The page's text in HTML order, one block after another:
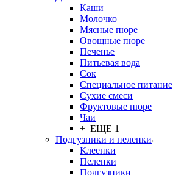
Каши
Молочко
Мясные пюре
Овощные пюре
Печенье
Питьевая вода
Сок
Специальное питание
Сухие смеси
Фруктовые пюре
Чаи
+ ЕЩЕ 1
Подгузники и пеленки
Клеенки
Пеленки
Подгузники